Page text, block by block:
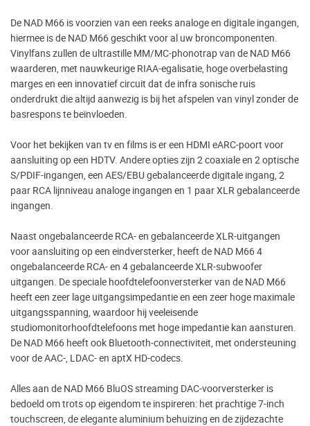
De NAD M66 is voorzien van een reeks analoge en digitale ingangen,
hiermee is de NAD M66 geschikt voor al uw broncomponenten.
Vinylfans zullen de ultrastille MM/MC-phonotrap van de NAD M66
waarderen, met nauwkeurige RIAA-egalisatie, hoge overbelasting
marges en een innovatief circuit dat de infra sonische ruis
onderdrukt die altijd aanwezig is bij het afspelen van vinyl zonder de
basrespons te beïnvloeden.
Voor het bekijken van tv en films is er een HDMI eARC-poort voor
aansluiting op een HDTV. Andere opties zijn 2 coaxiale en 2 optische
S/PDIF-ingangen, een AES/EBU gebalanceerde digitale ingang, 2
paar RCA lijnniveau analoge ingangen en 1 paar XLR gebalanceerde
ingangen.
Naast ongebalanceerde RCA- en gebalanceerde XLR-uitgangen
voor aansluiting op een eindversterker, heeft de NAD M66 4
ongebalanceerde RCA- en 4 gebalanceerde XLR-subwoofer
uitgangen. De speciale hoofdtelefoonversterker van de NAD M66
heeft een zeer lage uitgangsimpedantie en een zeer hoge maximale
uitgangsspanning, waardoor hij veeleisende
studiomonitorhoofdtelefoons met hoge impedantie kan aansturen.
De NAD M66 heeft ook Bluetooth-connectiviteit, met ondersteuning
voor de AAC-, LDAC- en aptX HD-codecs.
Alles aan de NAD M66 BluOS streaming DAC-voorversterker is
bedoeld om trots op eigendom te inspireren: het prachtige 7-inch
touchscreen, de elegante aluminium behuizing en de zijdezachte